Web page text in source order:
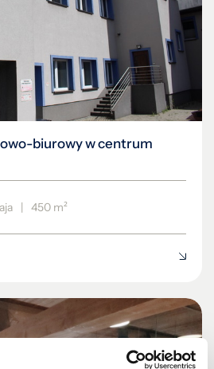
biurowy w centrum
| 450 m²